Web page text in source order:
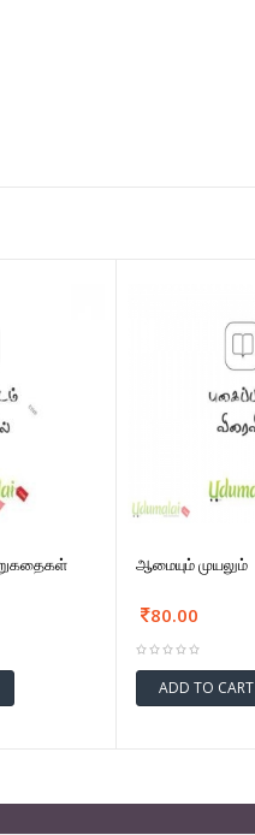
ஆமையும் முயலும்
80.00
ADD TO CART